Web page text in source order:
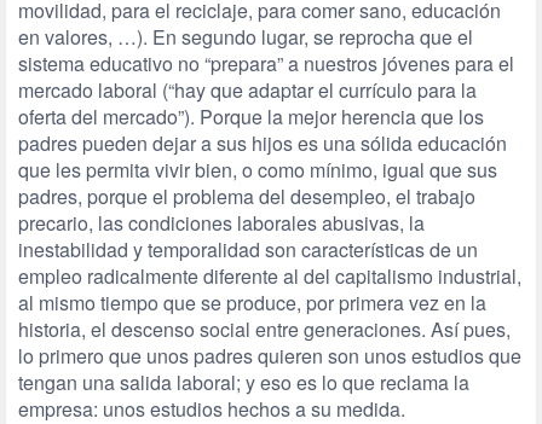
movilidad, para el reciclaje, para comer sano, educación
en valores, …). En segundo lugar, se reprocha que el
sistema educativo no “prepara” a nuestros jóvenes para el
mercado laboral (“hay que adaptar el currículo para la
oferta del mercado”). Porque la mejor herencia que los
padres pueden dejar a sus hijos es una sólida educación
que les permita vivir bien, o como mínimo, igual que sus
padres, porque el problema del desempleo, el trabajo
precario, las condiciones laborales abusivas, la
inestabilidad y temporalidad son características de un
empleo radicalmente diferente al del capitalismo industrial,
al mismo tiempo que se produce, por primera vez en la
historia, el descenso social entre generaciones. Así pues,
lo primero que unos padres quieren son unos estudios que
tengan una salida laboral; y eso es lo que reclama la
empresa: unos estudios hechos a su medida.